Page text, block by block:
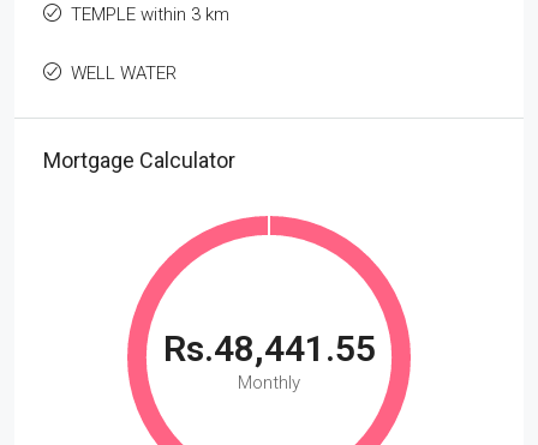
TEMPLE within 3 km
WELL WATER
Mortgage Calculator
Rs.48,441.55
Monthly